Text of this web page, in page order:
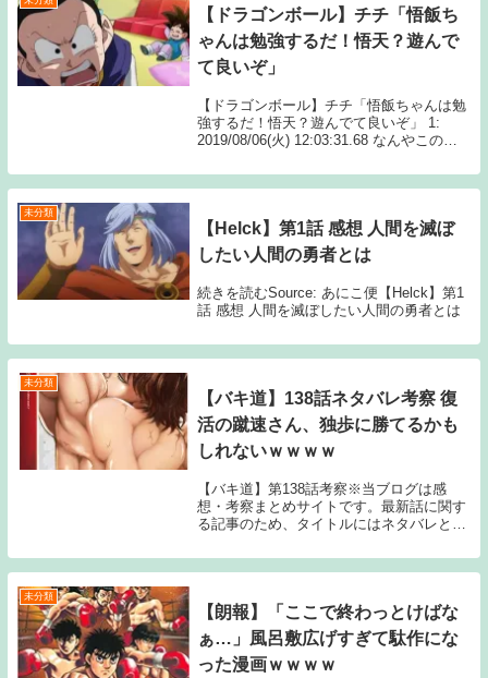
【ドラゴンボール】チチ「悟飯ち
ゃんは勉強するだ！悟天？遊んで
て良いぞ」
【ドラゴンボール】チチ「悟飯ちゃんは勉
強するだ！悟天？遊んでて良いぞ」 1:
2019/08/06(火) 12:03:31.68 なんやこの
ゴンボール】チチ「悟飯ちゃんは勉強する
だ！悟天？遊ん...
未分類
【Helck】第1話 感想 人間を滅ぼ
したい人間の勇者とは
続きを読むSource: あにこ便【Helck】第1
話 感想 人間を滅ぼしたい人間の勇者とは
未分類
【バキ道】138話ネタバレ考察 復
活の蹴速さん、独歩に勝てるかも
しれないｗｗｗｗ
【バキ道】第138話考察※当ブログは感
想・考察まとめサイトです。最新話に関す
る記事のため、タイトルにはネタバレと注
きおこしやスクリーンショットの画像、雑
誌発売前のネタバレ（早バレ）に該当する
未分類
【朗報】「ここで終わっとけばな
ぁ…」風呂敷広げすぎて駄作にな
った漫画ｗｗｗｗ